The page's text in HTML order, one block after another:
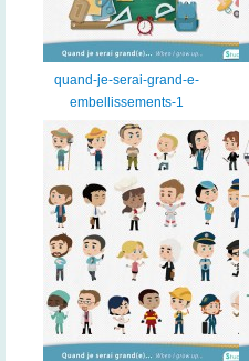
quand-je-serai-grand-e-
embellissements-1